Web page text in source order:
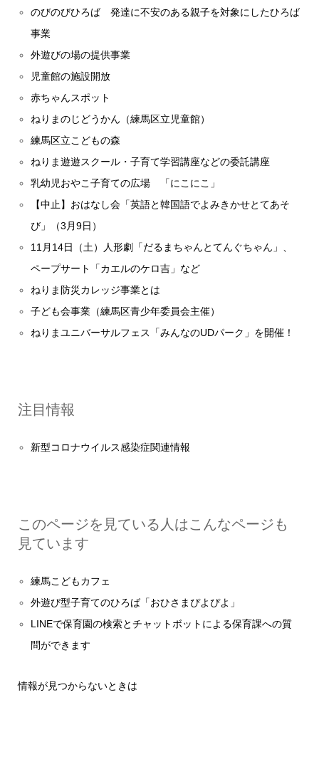
のびのびひろば 発達に不安のある親子を対象にしたひろば
事業
外遊びの場の提供事業
児童館の施設開放
赤ちゃんスポット
ねりまのじどうかん（練馬区立児童館）
練馬区立こどもの森
ねりま遊遊スクール・子育て学習講座などの委託講座
乳幼児おやこ子育ての広場 「にこにこ」
【中止】おはなし会「英語と韓国語でよみきかせとてあそ
び」（3月9日）
11月14日（土）人形劇「だるまちゃんとてんぐちゃん」、
ペープサート「カエルのケロ吉」など
ねりま防災カレッジ事業とは
子ども会事業（練馬区青少年委員会主催）
ねりまユニバーサルフェス「みんなのUDパーク」を開催！
注目情報
新型コロナウイルス感染症関連情報
このページを見ている人はこんなページも
見ています
練馬こどもカフェ
外遊び型子育てのひろば「おひさまぴよぴよ」
LINEで保育園の検索とチャットボットによる保育課への質
問ができます
情報が見つからないときは